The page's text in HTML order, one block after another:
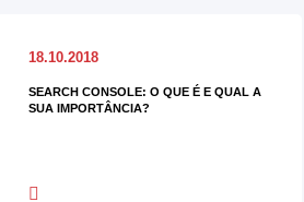
18.10.2018
SEARCH CONSOLE: O QUE É E QUAL A
SUA IMPORTÂNCIA?